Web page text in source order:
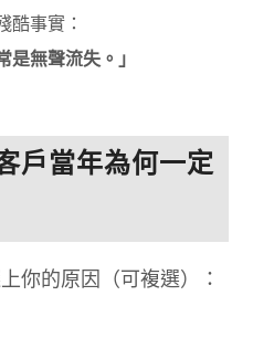
酷事實：
是無聲流失。」
戶當年為何一定
你的原因（可複選）：